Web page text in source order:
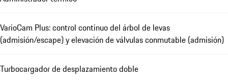
VarioCam Plus: control continuo del árbol de levas
(admisión/escape) y elevación de válvulas conmutable (admisión)
Turbocargador de desplazamiento doble